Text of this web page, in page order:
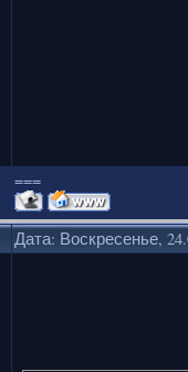
===
Дата: Воскресенье,